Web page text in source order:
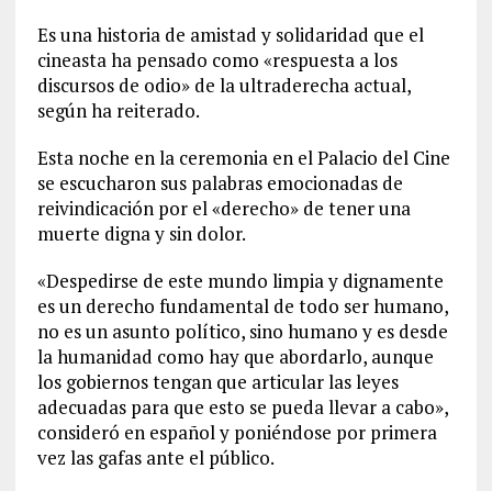
Es una historia de amistad y solidaridad que el
cineasta ha pensado como «respuesta a los
discursos de odio» de la ultraderecha actual,
según ha reiterado.
Esta noche en la ceremonia en el Palacio del Cine
se escucharon sus palabras emocionadas de
reivindicación por el «derecho» de tener una
muerte digna y sin dolor.
«Despedirse de este mundo limpia y dignamente
es un derecho fundamental de todo ser humano,
no es un asunto político, sino humano y es desde
la humanidad como hay que abordarlo, aunque
los gobiernos tengan que articular las leyes
adecuadas para que esto se pueda llevar a cabo»,
consideró en español y poniéndose por primera
vez las gafas ante el público.